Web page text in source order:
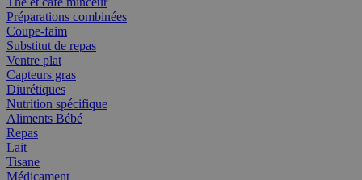
Préparations combinées
Coupe-faim
Substitut de repas
Ventre plat
Capteurs gras
Diurétiques
Nutrition spécifique
Aliments Bébé
Repas
Lait
Tisane
Médicament